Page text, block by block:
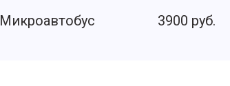
Микроавтобус 3900 руб.